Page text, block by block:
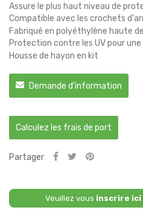
Assure le plus haut niveau de
Compatible avec les crochets
Fabriqué en polyéthylène haute
Protection contre les UV pour une
Housse de hayon en kit
Demande d'information
Calculez les frais de port
Partager
Veuillez vous inscrire ici